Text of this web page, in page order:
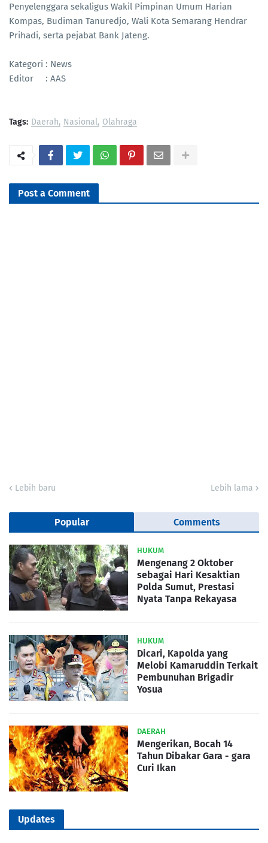
Penyelenggara sekaligus Wakil Pimpinan Umum Harian
Kompas, Budiman Tanuredjo, Wali Kota Semarang Hendrar
Prihadi, serta pejabat Bank Jateng.
Kategori : News
Editor : AAS
Tags: Daerah Nasional Olahraga
Post a Comment
Lebih baru Lebih lama
Popular Comments
HUKUM
Mengenang 2 Oktober
sebagai Hari Kesaktian
Polda Sumut, Prestasi
Nyata Tanpa Rekayasa
HUKUM
Dicari, Kapolda yang
Melobi Kamaruddin Terkait
Pembunuhan Brigadir
Yosua
DAERAH
Mengerikan, Bocah 14
Tahun Dibakar Gara - gara
Curi Ikan
Updates